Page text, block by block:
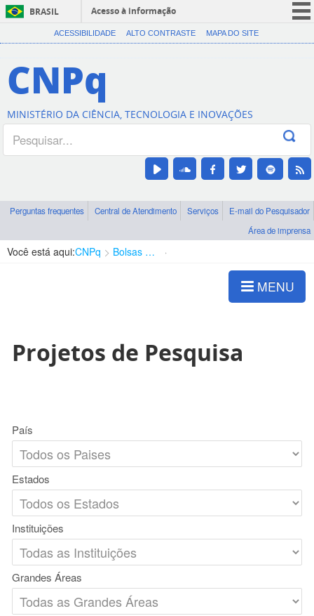
BRASIL
Acesso à informação
CORONAVÍRUS (COVID-19)
Canais
ACESSIBILIDADE ALTO CONTRASTE MAPA DO SITE
CNPq
MINISTÉRIO DA CIÊNCIA, TECNOLOGIA E INOVAÇÕES
Perguntas frequentes Central de Atendimento Serviços
E-mail do Pesquisador
Área de imprensa
Você está aqui:CNPq Bolsas e Auxílios Vigentes
MENU
Projetos de Pesquisa
País
Estados
Instituições
Grandes Áreas